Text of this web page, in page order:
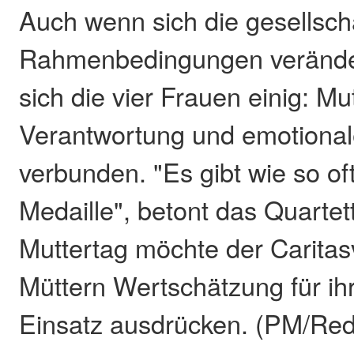
Auch wenn sich die
Rahmenbedingungen
sich die vier Frauen einig:
Verantwortung und
verbunden. "Es gibt wie so
Medaille", betont das
Muttertag möchte der
Müttern Wertschätzung für
Einsatz ausdrücken. (PM/